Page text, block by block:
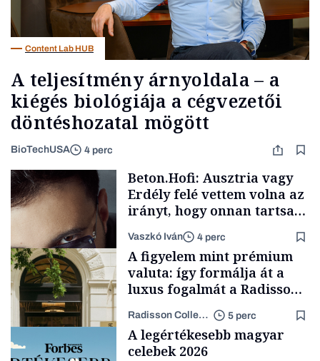
Content Lab HUB
A teljesítmény árnyoldala – a
kiégés biológiája a cégvezetői
döntéshozatal mögött
BioTechUSA 4 perc
Forbes-sztori
Beton.Hofi: Ausztria vagy
Erdély felé vettem volna az
irányt, hogy onnan tartsam
lélegeztetőgépen a magyar
zenét
Vaszkó Iván 4 perc
A figyelem mint prémium
valuta: így formálja át a
luxus fogalmát a Radisson
Collection Hotel, Basilica
Budapest
Radisson Collection Hotel 5 perc
A legértékesebb magyar
celebek 2026